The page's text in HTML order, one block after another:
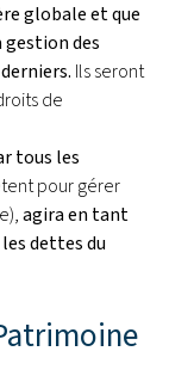
globale et que
gestion des
Ils seront
de
tous les
pour gérer
agira en tant
dettes du